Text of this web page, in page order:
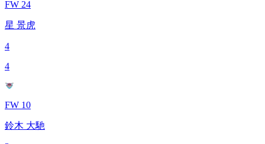
FW 24
星 景虎
4
4
FW 10
鈴木 大馳